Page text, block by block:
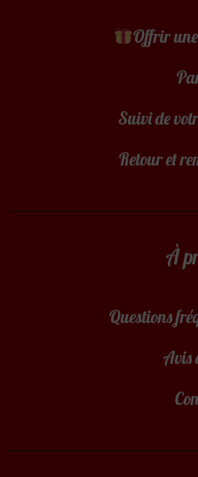
Offrir
Suivi de
Retour et
À
Questions
Avis